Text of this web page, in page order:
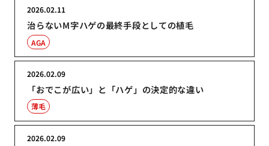
治らないM字ハゲの最終手段としての植毛
2026.02.11
AGA
「おでこが広い」と「ハゲ」の決定的な違い
2026.02.09
薄毛
2026.02.09